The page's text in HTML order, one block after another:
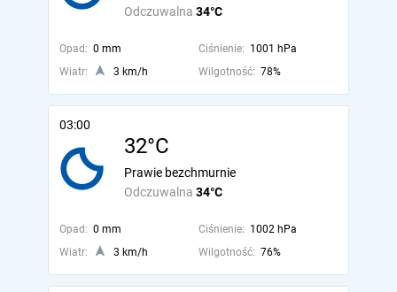
Odczuwalna 34°C
Opad: 0 mm Ciśnienie: 1001 hPa
Wiatr:
3 km/h Wilgotność: 78%
03:00
32°C
Odczuwalna 34°C
Prawie bezchmurnie
Opad: 0 mm Ciśnienie: 1002 hPa
Wiatr:
3 km/h Wilgotność: 76%